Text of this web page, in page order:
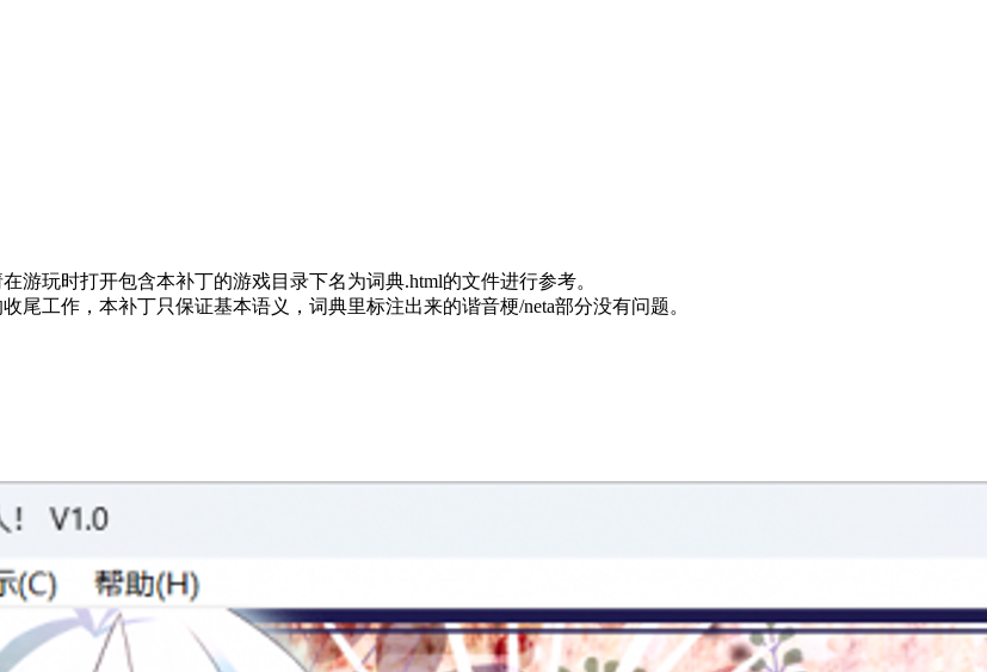
玩时打开包含本补丁的游戏目录下名为词典.html的文件进行参考。
工作，本补丁只保证基本语义，词典里标注出来的谐音梗/neta部分没有问题。